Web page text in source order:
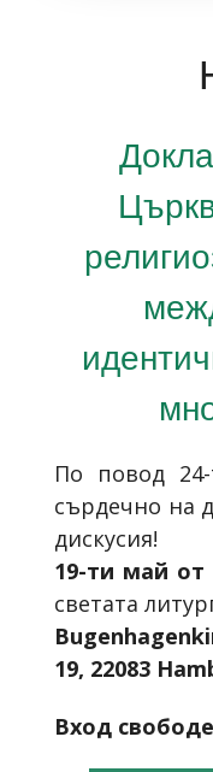
По повод
сърдечно на
дискусия!
19-ти май от
светата
19, 22083
Вход